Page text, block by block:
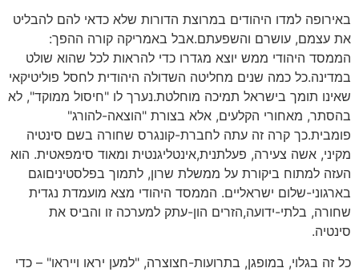
באירופה למדו היהודים במרוצת הדורות שלא כדאי להם להבליט
את עצמם, עושרם והשפעתם.אבל באמריקה קורה ההפך:
הממסד היהודי ממש יוצא מגדרו כדי להראות לכל שהוא שולט
במדינה.כל כמה שנים מחליטה השדולה היהודית לחסל פוליטיקאי
שאינו תומך בישראל תמיכה מוחלטת.נערך לו "חיסול ממוקד", לא
בהסתר, מאחורי הקלעים, אלא בצורת "הוצאה-להורג"
פומבית.כך קרה זה עתה לחברת-קונגרס שחורה בשם סינטיה
מקיני, אשה צעירה, פעלתנית,אינטליגנטית ומאוד סימפאטית. הוא
העזה למתוח ביקורת על ממשלת שרון, לתמוך בפלסטיניםוגם
בארגוני-שלום ישראליים. הממסד היהודי מצא מועמדת נגדית
שחורה, בלתי-ידועה,הזרים הון-עתק למערכה זו והביס את
סינטיה.
כל זה בגלוי, במופגן, בתרועות-חצוצרה, "למען יראו וייראו" – כדי